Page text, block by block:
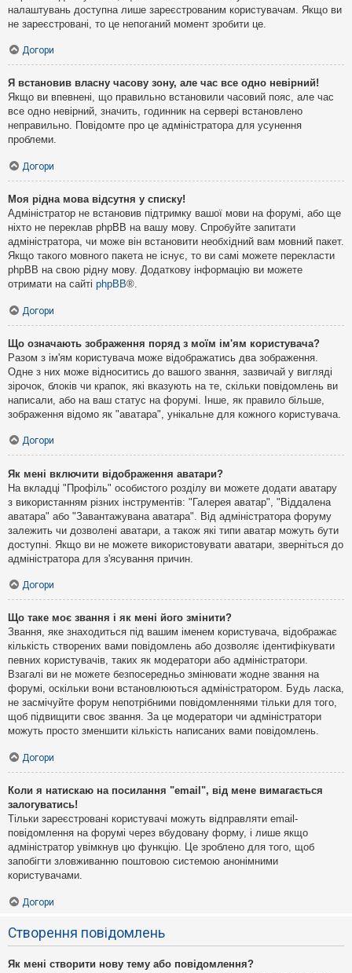
налаштувань доступна лише зареєстрованим користувачам. Якщо ви
не зареєстровані, то це непоганий момент зробити це.
Догори
Я встановив власну часову зону, але час все одно невірний!
Якщо ви впевнені, що правильно встановили часовий пояс, але час
все одно невірний, значить, годинник на сервері встановлено
неправильно. Повідомте про це адміністратора для усунення
проблеми.
Догори
Моя рідна мова відсутня у списку!
Адміністратор не встановив підтримку вашої мови на форумі, або ще
ніхто не переклав phpBB на вашу мову. Спробуйте запитати
адміністратора, чи може він встановити необхідний вам мовний пакет.
Якщо такого мовного пакета не існує, то ви самі можете перекласти
phpBB на свою рідну мову. Додаткову інформацію ви можете
отримати на сайті phpBB®.
Догори
Що означають зображення поряд з моїм ім'ям користувача?
Разом з ім'ям користувача може відображатись два зображення.
Одне з них може відноситись до вашого звання, зазвичай у вигляді
зірочок, блоків чи крапок, які вказують на те, скільки повідомлень ви
написали, або на ваш статус на форумі. Інше, як правило більше,
зображення відомо як "аватара", унікальне для кожного користувача.
Догори
Як мені включити відображення аватари?
На вкладці "Профіль" особистого розділу ви можете додати аватару
з використанням різних інструментів: "Галерея аватар", "Віддалена
аватара" або "Завантажувана аватара". Від адміністратора форуму
залежить чи дозволені аватари, а також які типи аватар можуть бути
доступні. Якщо ви не можете використовувати аватари, зверніться до
адміністратора для з'ясування причин.
Догори
Що таке моє звання і як мені його змінити?
Звання, яке знаходиться під вашим іменем користувача, відображає
кількість створених вами повідомлень або дозволяє ідентифікувати
певних користувачів, таких як модератори або адміністратори.
Взагалі ви не можете безпосередньо змінювати жодне звання на
форумі, оскільки вони встановлюються адміністратором. Будь ласка,
не засмічуйте форум непотрібними повідомленнями тільки для того,
щоб підвищити своє звання. За це модератори чи адміністратори
можуть просто зменшити кількість написаних вами повідомлень.
Догори
Коли я натискаю на посилання "email", від мене вимагається
залогуватись!
Тільки зареєстровані користувачі можуть відправляти email-
повідомлення на форумі через вбудовану форму, і лише якщо
адміністратор увімкнув цю функцію. Це зроблено для того, щоб
запобігти зловживанню поштовою системою анонімними
користувачами.
Догори
Створення повідомлень
Як мені створити нову тему або повідомлення?